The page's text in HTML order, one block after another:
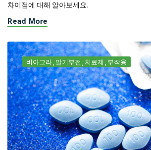
차이점에 대해 알아보세요.
Read More
비아그라 발기부전 치료제 부작용